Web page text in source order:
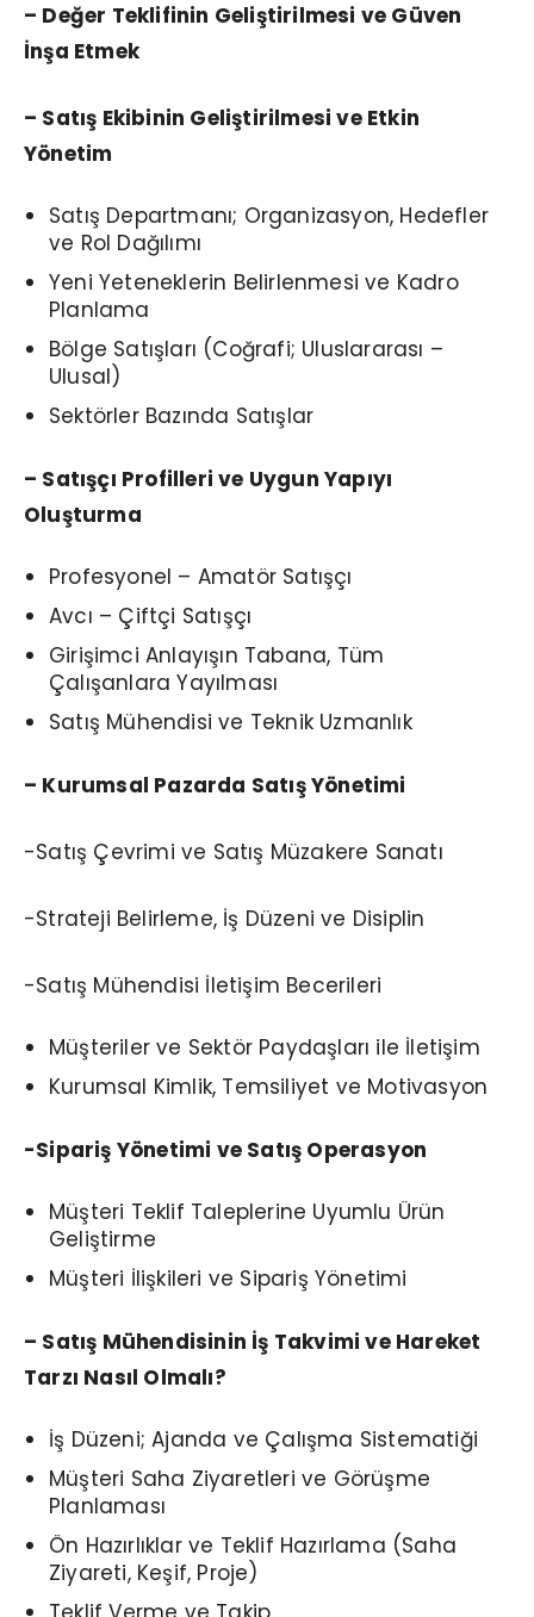
– Değer Teklifinin Geliştirilmesi ve Güven
İnşa Etmek
– Satış Ekibinin Geliştirilmesi ve Etkin
Yönetim
Satış Departmanı; Organizasyon, Hedefler
ve Rol Dağılımı
Yeni Yeteneklerin Belirlenmesi ve Kadro
Planlama
Bölge Satışları (Coğrafi; Uluslararası –
Ulusal)
Sektörler Bazında Satışlar
– Satışçı Profilleri ve Uygun Yapıyı
Oluşturma
Profesyonel – Amatör Satışçı
Avcı – Çiftçi Satışçı
Girişimci Anlayışın Tabana, Tüm
Çalışanlara Yayılması
Satış Mühendisi ve Teknik Uzmanlık
– Kurumsal Pazarda Satış Yönetimi
-Satış Çevrimi ve Satış Müzakere Sanatı
-Strateji Belirleme, İş Düzeni ve Disiplin
-Satış Mühendisi İletişim Becerileri
Müşteriler ve Sektör Paydaşları ile İletişim
Kurumsal Kimlik, Temsiliyet ve Motivasyon
-Sipariş Yönetimi ve Satış Operasyon
Müşteri Teklif Taleplerine Uyumlu Ürün
Geliştirme
Müşteri İlişkileri ve Sipariş Yönetimi
– Satış Mühendisinin İş Takvimi ve Hareket
Tarzı Nasıl Olmalı?
İş Düzeni; Ajanda ve Çalışma Sistematiği
Müşteri Saha Ziyaretleri ve Görüşme
Planlaması
Ön Hazırlıklar ve Teklif Hazırlama (Saha
Ziyareti, Keşif, Proje)